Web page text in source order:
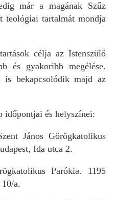
már a magának Szűz
teológiai tartalmát mondja
célja az Istenszülő
és gyakoribb megélése.
bekapcsolódik majd az
időpontjai és helyszínei:
János Görögkatolikus
Ida utca 2.
Parókia. 1195
a.